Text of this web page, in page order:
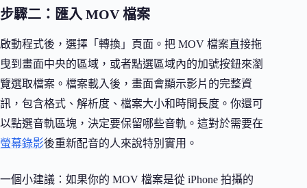
步驟二：匯入 MOV 檔案
啟動程式後，選擇「轉換」頁面。把 MOV 檔案直接拖
曳到畫面中央的區域，或者點選區域內的加號按鈕來瀏
覽選取檔案。檔案載入後，畫面會顯示影片的完整資
訊，包含格式、解析度、檔案大小和時間長度。你還可
以點選音軌區塊，決定要保留哪些音軌。這對於需要在
螢幕錄影後重新配音的人來說特別實用。
一個小建議：如果你的 MOV 檔案是從 iPhone 拍攝的